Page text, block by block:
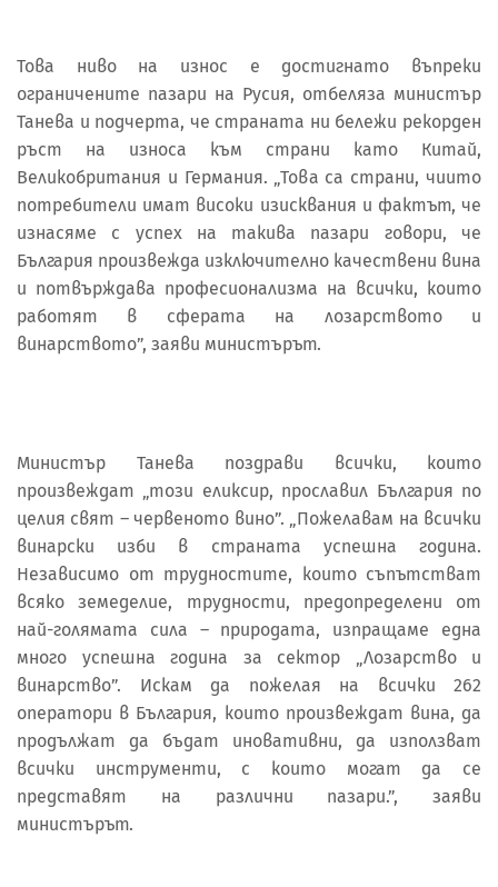
Това ниво на износ е достигнато въпреки
ограничените пазари на Русия, отбеляза министър
Танева и подчерта, че страната ни бележи рекорден
ръст на износа към страни като Китай,
Великобритания и Германия. „Това са страни, чиито
потребители имат високи изисквания и фактът, че
изнасяме с успех на такива пазари говори, че
България произвежда изключително качествени вина
и потвърждава професионализма на всички, които
работят в сферата на лозарството и
винарството”, заяви министърът.
Министър Танева поздрави всички, които
произвеждат „този еликсир, прославил България по
целия свят – червеното вино”. „Пожелавам на всички
винарски изби в страната успешна година.
Независимо от трудностите, които съпътстват
всяко земеделие, трудности, предопределени от
най-голямата сила – природата, изпращаме една
много успешна година за сектор „Лозарство и
винарство”. Искам да пожелая на всички 262
оператори в България, които произвеждат вина, да
продължат да бъдат иновативни, да използват
всички инструменти, с които могат да се
представят на различни пазари.”, заяви
министърът.